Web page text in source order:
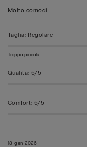
su
18 gen 2026
Molto comodi
Taglia: Regolare
Troppo piccola
Qualità: 5/5
Comfort: 5/5